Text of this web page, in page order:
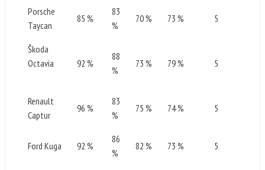
Porsche
Taycan
85 %
83
%
70 % 73 % 5
Škoda
Octavia
92 %
88
%
73 % 79 % 5
Renault
Captur
96 %
83
%
75 % 74 % 5
Ford Kuga 92 %
86
%
82 % 73 % 5